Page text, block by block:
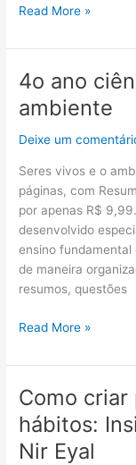
flashcards
Read More »
4o ano
ambiente
Deixe um
Seres vivos e o
páginas, com
por apenas R$
desenvolvido
ensino
de maneira
resumos, questões
4o
ciências:
os
vivos
e
o
ambiente
Read More »
Como
hábitos:
Nir Eyal
Como
criar
produtos
formadores